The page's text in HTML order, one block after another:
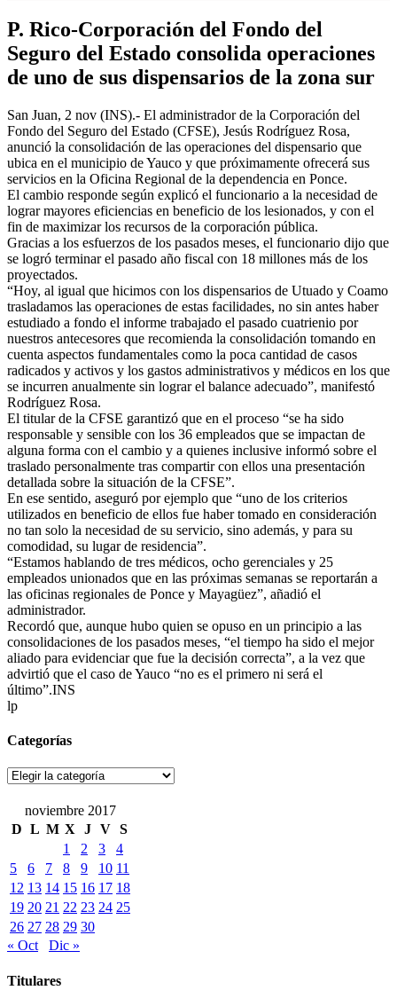
P. Rico-Corporación del Fondo del
Seguro del Estado consolida operaciones
de uno de sus dispensarios de la zona sur
San Juan, 2 nov (INS).- El administrador de la Corporación del
Fondo del Seguro del Estado (CFSE), Jesús Rodríguez Rosa,
anunció la consolidación de las operaciones del dispensario que
ubica en el municipio de Yauco y que próximamente ofrecerá sus
servicios en la Oficina Regional de la dependencia en Ponce.
El cambio responde según explicó el funcionario a la necesidad de
lograr mayores eficiencias en beneficio de los lesionados, y con el
fin de maximizar los recursos de la corporación pública.
Gracias a los esfuerzos de los pasados meses, el funcionario dijo que
se logró terminar el pasado año fiscal con 18 millones más de los
proyectados.
“Hoy, al igual que hicimos con los dispensarios de Utuado y Coamo
trasladamos las operaciones de estas facilidades, no sin antes haber
estudiado a fondo el informe trabajado el pasado cuatrienio por
nuestros antecesores que recomienda la consolidación tomando en
cuenta aspectos fundamentales como la poca cantidad de casos
radicados y activos y los gastos administrativos y médicos en los que
se incurren anualmente sin lograr el balance adecuado”, manifestó
Rodríguez Rosa.
El titular de la CFSE garantizó que en el proceso “se ha sido
responsable y sensible con los 36 empleados que se impactan de
alguna forma con el cambio y a quienes inclusive informó sobre el
traslado personalmente tras compartir con ellos una presentación
detallada sobre la situación de la CFSE”.
En ese sentido, aseguró por ejemplo que “uno de los criterios
utilizados en beneficio de ellos fue haber tomado en consideración
no tan solo la necesidad de su servicio, sino además, y para su
comodidad, su lugar de residencia”.
“Estamos hablando de tres médicos, ocho gerenciales y 25
empleados unionados que en las próximas semanas se reportarán a
las oficinas regionales de Ponce y Mayagüez”, añadió el
administrador.
Recordó que, aunque hubo quien se opuso en un principio a las
consolidaciones de los pasados meses, “el tiempo ha sido el mejor
aliado para evidenciar que fue la decisión correcta”, a la vez que
advirtió que el caso de Yauco “no es el primero ni será el
último”.INS
lp
Categorías
Categorías
noviembre 2017
D L M X J V S
1
2 3
4
5
6 7 8 9 10 11
12 13 14 15 16 17 18
19 20 21 22 23 24 25
26 27 28 29 30
« Oct
Dic »
Titulares